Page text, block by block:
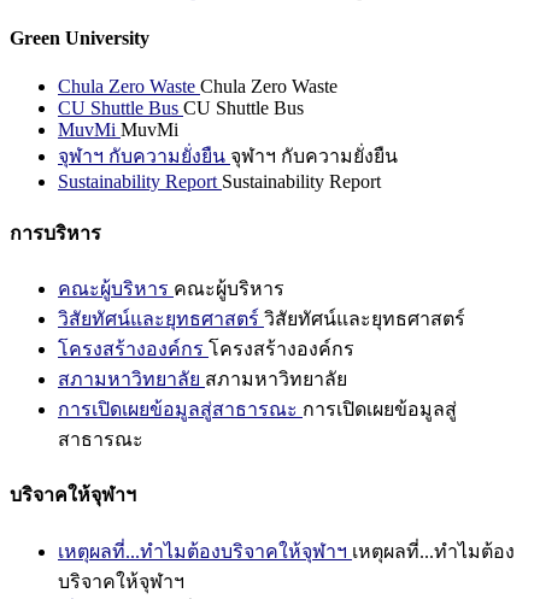
Green University
Chula Zero Waste Chula Zero Waste
CU Shuttle Bus CU Shuttle Bus
MuvMi MuvMi
จุฬาฯ กับความยั่งยืน จุฬาฯ กับความยั่งยืน
Sustainability Report Sustainability Report
การบริหาร
คณะผู้บริหาร คณะผู้บริหาร
วิสัยทัศน์และยุทธศาสตร์ วิสัยทัศน์และยุทธศาสตร์
โครงสร้างองค์กร โครงสร้างองค์กร
สภามหาวิทยาลัย สภามหาวิทยาลัย
การเปิดเผยข้อมูลสู่สาธารณะ การเปิดเผยข้อมูลสู่
สาธารณะ
บริจาคให้จุฬาฯ
เหตุผลที่...ทำไมต้องบริจาคให้จุฬาฯ เหตุผลที่...ทำไมต้อง
บริจาคให้จุฬาฯ